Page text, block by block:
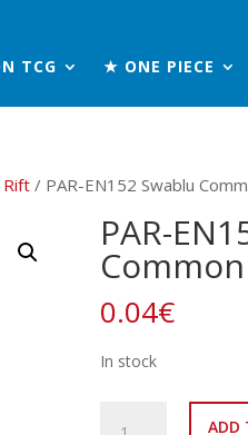
TCG ★ ONE PIECE
Rift / PAR-EN152 Swablu
PAR-
Common
0.04€
In stock
ADD